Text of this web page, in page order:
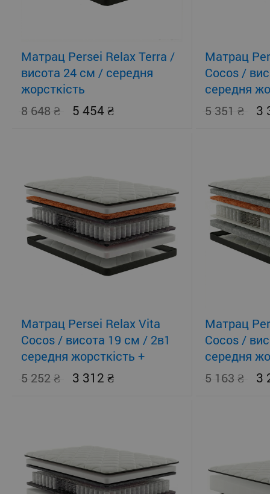
Матрац Persei Relax Terra /
висота 24 см / середня
жорсткість
8 648
5 454
Матрац
Cocos /
середня
помірно-
5 351 3
Матрац Persei Relax Vita
Cocos / висота 19 см / 2в1
середня жорсткість +
помірно-жорсткий
5 252 3 312
Матрац
Cocos /
середня
помірно-
5 163 3